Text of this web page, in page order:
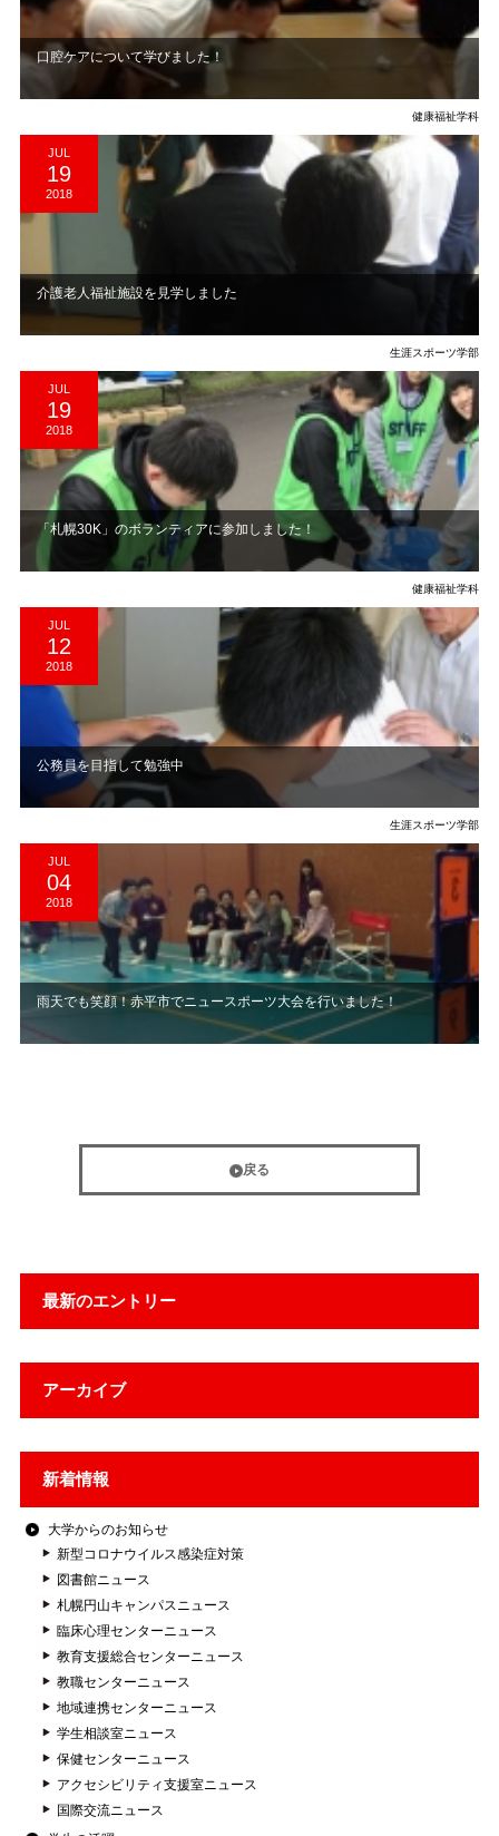
最新のエントリー
アーカイブ
新着情報
大学からのお知らせ
新型コロナウイルス感染症対策
図書館ニュース
札幌円山キャンパスニュース
臨床心理センターニュース
教育支援総合センターニュース
教職センターニュース
地域連携センターニュース
学生相談室ニュース
保健センターニュース
アクセシビリティ支援室ニュース
国際交流ニュース
口腔ケアについて学びました！
健康福祉学科
JUL
19
2018
介護老人福祉施設を見学しました
生涯スポーツ学部
JUL
19
2018
「札幌30K」のボランティアに参加しました！
健康福祉学科
JUL
12
2018
公務員を目指して勉強中
生涯スポーツ学部
JUL
04
2018
雨天でも笑顔！赤平市でニュースポーツ大会を行いました！
戻る